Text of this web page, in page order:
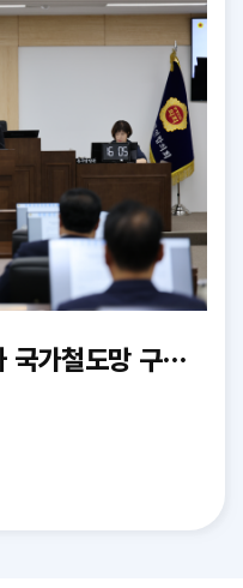
충청권 철도사업의 제5차 국가철도망 구축계획 반영 촉구 건의안_정재우 의원